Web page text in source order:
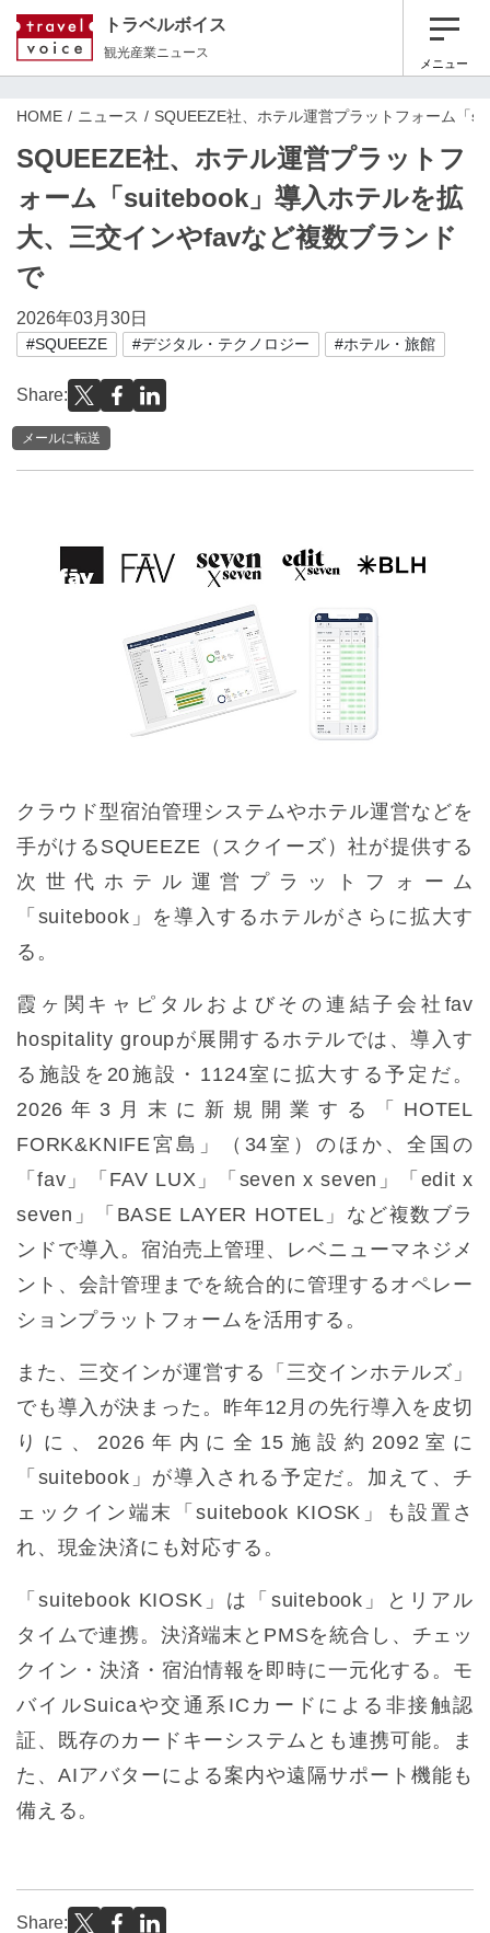
トラベルボイス
観光産業ニュース
メニュー
HOME ニュース SQUEEZE社、ホテル運営プラットフォーム「
SQUEEZE社、ホテル運営プラットフ
ォーム「suitebook」導入ホテルを拡
大、三交インやfavなど複数ブランド
で
2026年03月30日
#SQUEEZE #デジタル・テクノロジー #ホテル・旅館
Share:
メールに転送
クラウド型宿泊管理システムやホテル運営などを
手がけるSQUEEZE（スクイーズ）社が提供する
次世代ホテル運営プラットフォーム
「suitebook」を導入するホテルがさらに拡大す
る。
霞ヶ関キャピタルおよびその連結子会社fav
hospitality groupが展開するホテルでは、導入す
る施設を20施設・1124室に拡大する予定だ。
2026年3月末に新規開業する「HOTEL
FORK&KNIFE宮島」（34室）のほか、全国の
「fav」「FAV LUX」「seven x seven」「edit x
seven」「BASE LAYER HOTEL」など複数ブラ
ンドで導入。宿泊売上管理、レベニューマネジメ
ント、会計管理までを統合的に管理するオペレー
ションプラットフォームを活用する。
また、三交インが運営する「三交インホテルズ」
でも導入が決まった。昨年12月の先行導入を皮切
りに、2026年内に全15施設約2092室に
「suitebook」が導入される予定だ。加えて、チ
ェックイン端末「suitebook KIOSK」も設置さ
れ、現金決済にも対応する。
「suitebook KIOSK」は「suitebook」とリアル
タイムで連携。決済端末とPMSを統合し、チェッ
クイン・決済・宿泊情報を即時に一元化する。モ
バイルSuicaや交通系ICカードによる非接触認
証、既存のカードキーシステムとも連携可能。ま
た、AIアバターによる案内や遠隔サポート機能も
備える。
Share: